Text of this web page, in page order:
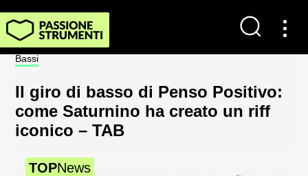
Contatti
Impostazioni dei cookie
Chi Siamo
Newsletter
Bassi
Il giro di basso di Penso Positivo:
come Saturnino ha creato un riff
iconico – TAB
TOPNews